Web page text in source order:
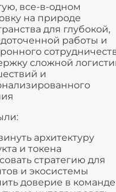
все-в-одном
на природе
для глубокой,
работы и
сложной
и
архитектуру
и токена
стратегию для
и экосистемы
доверие в